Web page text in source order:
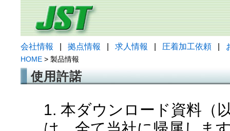
会社情報 拠点情報 求人情報 圧着加工依頼
HOME > 製品情報
使用許諾
1. 本ダウンロード資料（